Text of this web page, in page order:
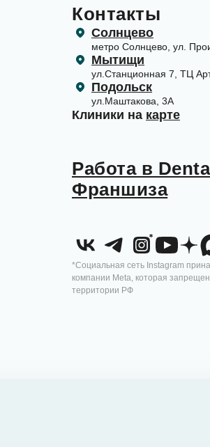
Контакты
Солнцево
метро Солнцево, ул.
Мытищи
ул.Станционная 7, ТЦ
Подольск
ул.Маштакова, 3А
Клиники на карте
Работа в
Франшиза
*Социальная сеть Instagram
компании Meta, которая
территории РФ